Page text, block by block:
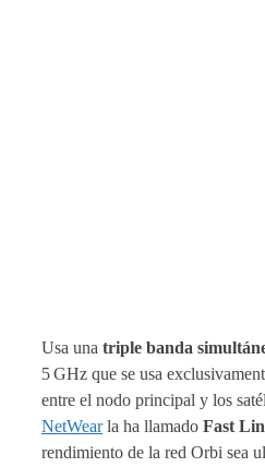
Usa una triple banda
5 GHz que se usa
entre el nodo principal y los
NetWearla ha llamado Fast
rendimiento de la red Orbi sea